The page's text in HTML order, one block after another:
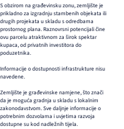
S obzirom na građevinsku zonu, zemljište je
prikladno za izgradnju stambenih objekata ili
drugih projekata u skladu s odredbama
prostornog plana. Raznovrsni potencijali čine
ovu parcelu atraktivnom za širok spektar
kupaca, od privatnih investitora do
poduzetnika.
Informacije o dostupnosti infrastrukture nisu
navedene.
Zemljište je građevinske namjene, što znači
da je moguća gradnja u skladu s lokalnim
zakonodavstvom. Sve daljnje informacije o
potrebnim dozvolama i uvjetima razvoja
dostupne su kod nadležnih tijela.